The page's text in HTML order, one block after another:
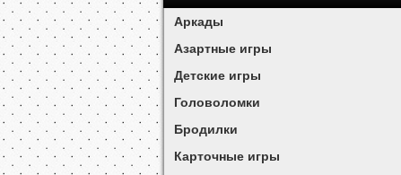
Аркады
Азартные игры
Детские игры
Головоломки
Бродилки
Карточные игры